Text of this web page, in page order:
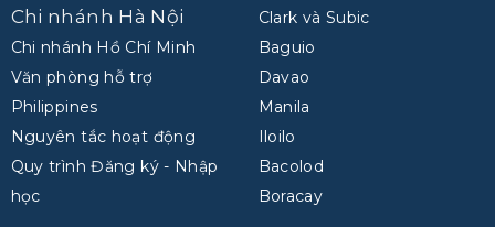
Chi nhánh Hà Nội
Chi nhánh Hồ Chí Minh
Văn phòng hỗ trợ
Philippines
Nguyên tắc hoạt động
Quy trình Đăng ký - Nhập
học
Clark và Subic
Baguio
Davao
Manila
Iloilo
Bacolod
Boracay